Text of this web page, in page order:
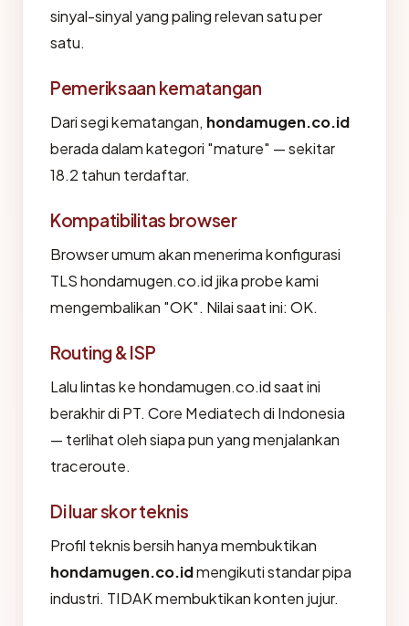
sinyal-sinyal yang paling relevan satu per
satu.
Pemeriksaan kematangan
Dari segi kematangan, hondamugen.co.id
berada dalam kategori "mature" — sekitar
18.2 tahun terdaftar.
Kompatibilitas browser
Browser umum akan menerima konfigurasi
TLS hondamugen.co.id jika probe kami
mengembalikan "OK". Nilai saat ini: OK.
Routing & ISP
Lalu lintas ke hondamugen.co.id saat ini
berakhir di PT. Core Mediatech di Indonesia
— terlihat oleh siapa pun yang menjalankan
traceroute.
Di luar skor teknis
Profil teknis bersih hanya membuktikan
hondamugen.co.idmengikuti standar pipa
industri. TIDAK membuktikan konten jujur.